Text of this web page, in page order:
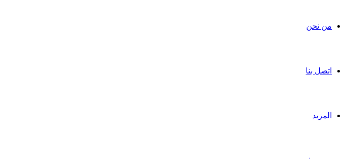
من نحن
اتصل بنا
المزيد